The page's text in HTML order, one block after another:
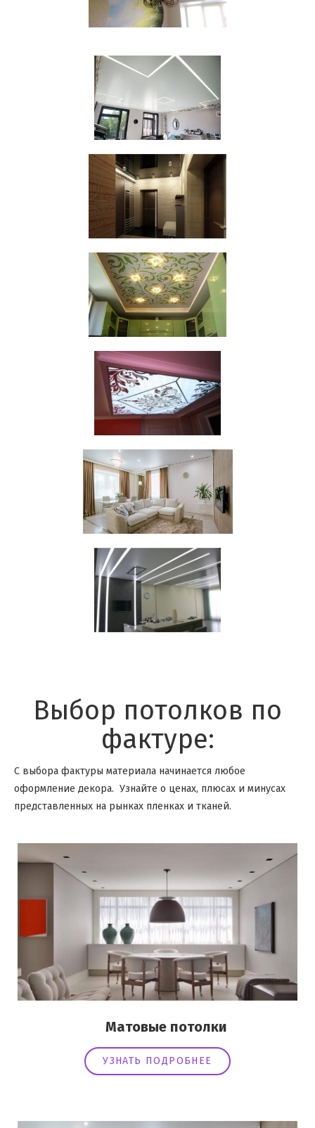
Выбор потолков по
фактуре:
С выбора фактуры материала начинается любое
оформление декора. Узнайте о ценах, плюсах и минусах
представленных на рынках пленках и тканей.
Матовые потолки
УЗНАТЬ ПОДРОБНЕЕ